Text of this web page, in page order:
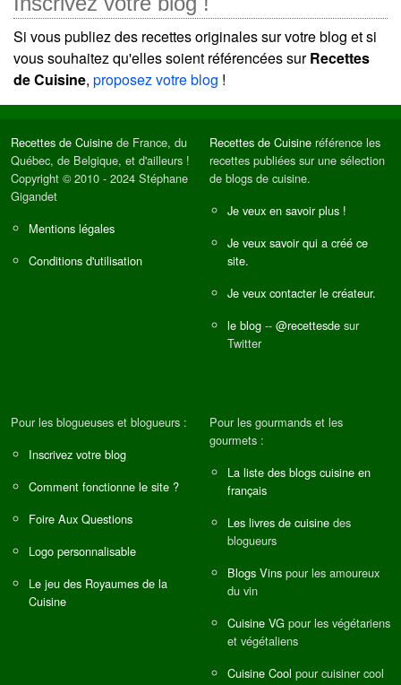
Si vous publiez des recettes originales sur votre blog et si
vous souhaitez qu'elles soient référencées surRecettes
de Cuisine, proposez votre blog !
Recettes de Cuisine de France, du
Québec, de Belgique, et d'ailleurs !
Copyright © 2010 - 2024 Stéphane
Gigandet
Mentions légales
Conditions d'utilisation
Recettes de Cuisine référence les
recettes publiées sur une sélection
de blogs de cuisine.
Je veux en savoir plus !
Je veux savoir qui a créé ce
site.
Je veux contacter le créateur.
le blog -- @recettesde sur
Twitter
Pour les blogueuses et blogueurs :
Inscrivez votre blog
Comment fonctionne le site ?
Foire Aux Questions
Logo personnalisable
Le jeu des Royaumes de la
Cuisine
Pour les gourmands et les
gourmets :
La liste des blogs cuisine en
français
Les livres de cuisine des
blogueurs
Blogs Vins pour les amoureux
du vin
Cuisine VG pour les végétariens
et végétaliens
Cuisine Cool pour cuisiner cool